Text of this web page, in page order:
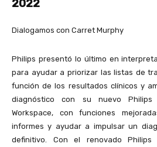
2022
Dialogamos con Carret Murphy
Philips presentó lo último en
para ayudar a priorizar las listas de
función de los resultados clínicos y
diagnóstico con su nuevo Philips
Workspace, con funciones
informes y ayudar a impulsar un
definitivo. Con el renovado Philips